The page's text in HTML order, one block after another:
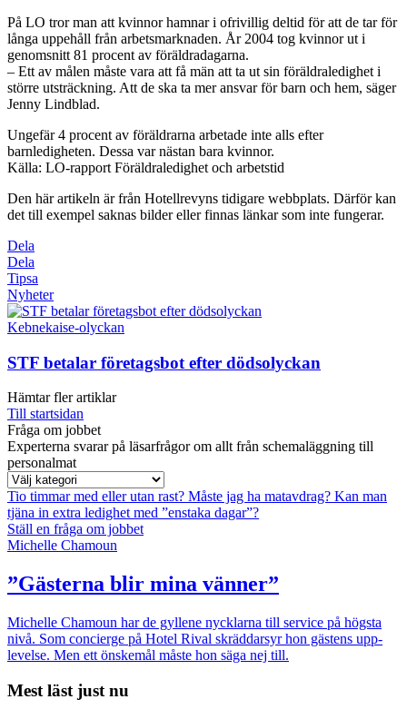
På LO tror man att kvinnor hamnar i ofrivillig deltid för att de tar för
långa uppehåll från arbetsmarknaden. År 2004 tog kvinnor ut i
genomsnitt 81 procent av föräldradagarna.
– Ett av målen måste vara att få män att ta ut sin föräldraledighet i
större utsträckning. Att de ska ta mer ansvar för barn och hem, säger
Jenny Lindblad.
Ungefär 4 procent av föräldrarna arbetade inte alls efter
barnledigheten. Dessa var nästan bara kvinnor.
Källa: LO-rapport Föräldraledighet och arbetstid
Den här artikeln är från Hotellrevyns tidigare webbplats. Därför kan
det till exempel saknas bilder eller finnas länkar som inte fungerar.
Dela
Dela
Tipsa
Nyheter
Kebnekaise-olyckan
STF betalar företagsbot efter dödsolyckan
Hämtar fler artiklar
Till startsidan
Fråga om jobbet
Experterna svarar på läsarfrågor om allt från schemaläggning till
personalmat
Tio timmar med eller utan rast? Måste jag ha matavdrag? Kan man
tjäna in extra ledighet med ”enstaka dagar”?
Ställ en fråga om jobbet
Michelle Chamoun
”Gästerna blir mina vänner”
Michelle Chamoun har de gyllene nycklarna till service på högsta
nivå. Som concierge på Hotel Rival skräddarsyr hon gästens upp­
levelse. Men ett önskemål måste hon säga nej till.
Mest läst just nu